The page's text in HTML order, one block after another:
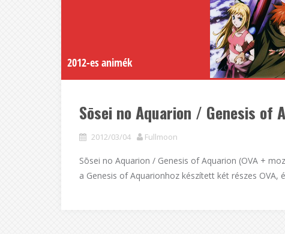
2012-es animék
Sōsei no Aquarion / Genesis of
2012/03/04 Fullmoon
Sōsei no Aquarion / Genesis of Aquarion (OVA +
a Genesis of Aquarionhoz készített két részes